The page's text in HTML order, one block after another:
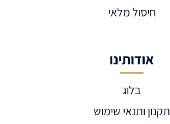
חיסול מלאי
אודותינו
בלוג
תקנון ותנאי שימוש